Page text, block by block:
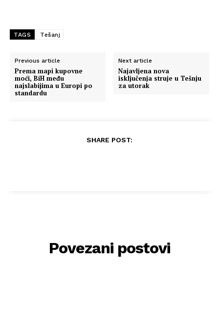
TAGS Tešanj
Previous article
Prema mapi kupovne
moći, BiH među
najslabijima u Europi po
standardu
Next article
Najavljena nova
isključenja struje u Tešnju
za utorak
SHARE POST:
Povezani postovi